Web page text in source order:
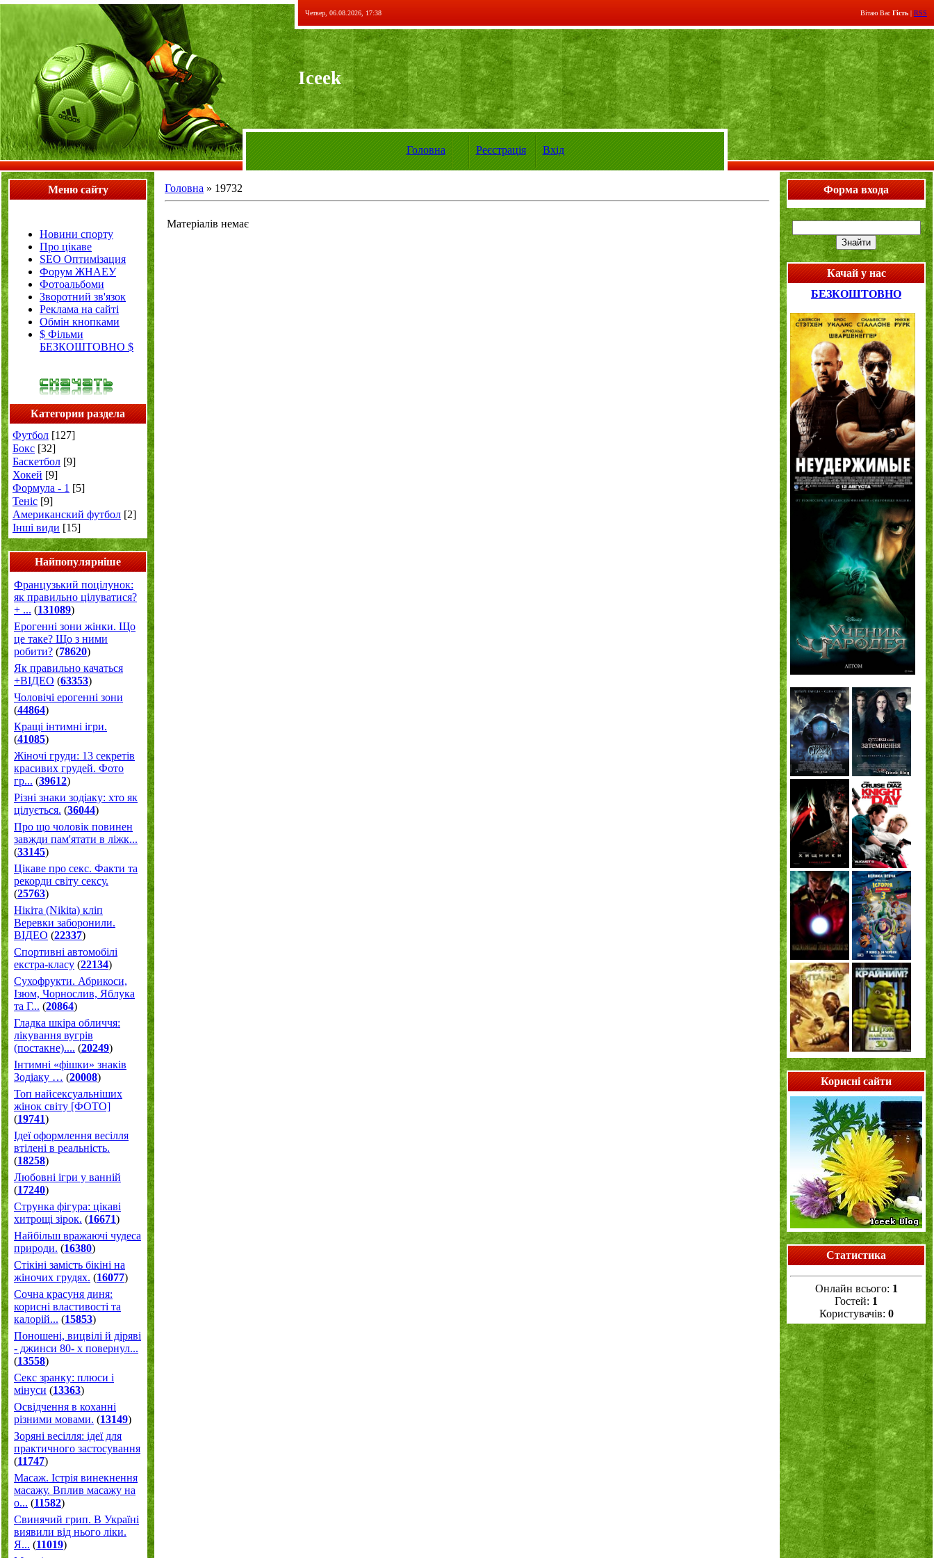
Четвер, 06.08.2026, 17:38 Вітаю Вас Гість | RSS
Iceek
Головна Реєстрація Вхід
Меню сайту
Новини спорту
Про цікаве
SEO Оптимізация
Форум ЖНАЕУ
Фотоальбоми
Зворотний зв'язок
Реклама на сайті
Обмін кнопками
$ Фільми
БЕЗКОШТОВНО $
Категории раздела
Футбол [127]
Бокс [32]
Баскетбол [9]
Хокей [9]
Формула - 1 [5]
Теніс [9]
Американский футбол [2]
Інші види [15]
Найпопулярніше
Французький поцілунок:
як правильно цілуватися?
+ ... (131089)
Ерогенні зони жінки. Що
це таке? Що з ними
робити? (78620)
Як правильно качаться
+ВІДЕО (63353)
Чоловічі ерогенні зони
(44864)
Кращі інтимні ігри.
(41085)
Жіночі груди: 13 секретів
красивих грудей. Фото
гр... (39612)
Різні знаки зодіаку: хто як
цілується. (36044)
Про що чоловік повинен
завжди пам'ятати в ліжк...
(33145)
Цікаве про секс. Факти та
рекорди світу сексу.
(25763)
Нікіта (Nikita) кліп
Веревки заборонили.
ВІДЕО (22337)
Спортивні автомобілі
екстра-класу (22134)
Cухофрукти. Абрикоси,
Ізюм, Чорнослив, Яблука
та Г... (20864)
Гладка шкіра обличчя:
лікування вугрів
(постакне).... (20249)
Інтимні «фішки» знаків
Зодіаку … (20008)
Топ найсексуальніших
жінок світу [ФОТО]
(19741)
Ідеї оформлення весілля
втілені в реальність.
(18258)
Любовні ігри у ванній
(17240)
Струнка фігура: цікаві
хитрощі зірок. (16671)
Найбільш вражаючі чудеса
природи. (16380)
Стікіні замість бікіні на
жіночих грудях. (16077)
Сочна красуня диня:
корисні властивості та
калорій... (15853)
Поношені, вицвілі й діряві
- джинси 80- х повернул...
(13558)
Секс зранку: плюси і
мінуси (13363)
Освідчення в коханні
різними мовами. (13149)
Зоряні весілля: ідеї для
практичного застосування
(11747)
Масаж. Істрія винекнення
масажу. Вплив масажу на
о... (11582)
Свинячий грип. В Україні
виявили від нього ліки.
Я... (11019)
Головна » 19732
Матеріалів немає
Форма входа
Качай у нас
БЕЗКОШТОВНО
Корисні сайти
Статистика
Онлайн всього: 1
Гостей: 1
Користувачів: 0